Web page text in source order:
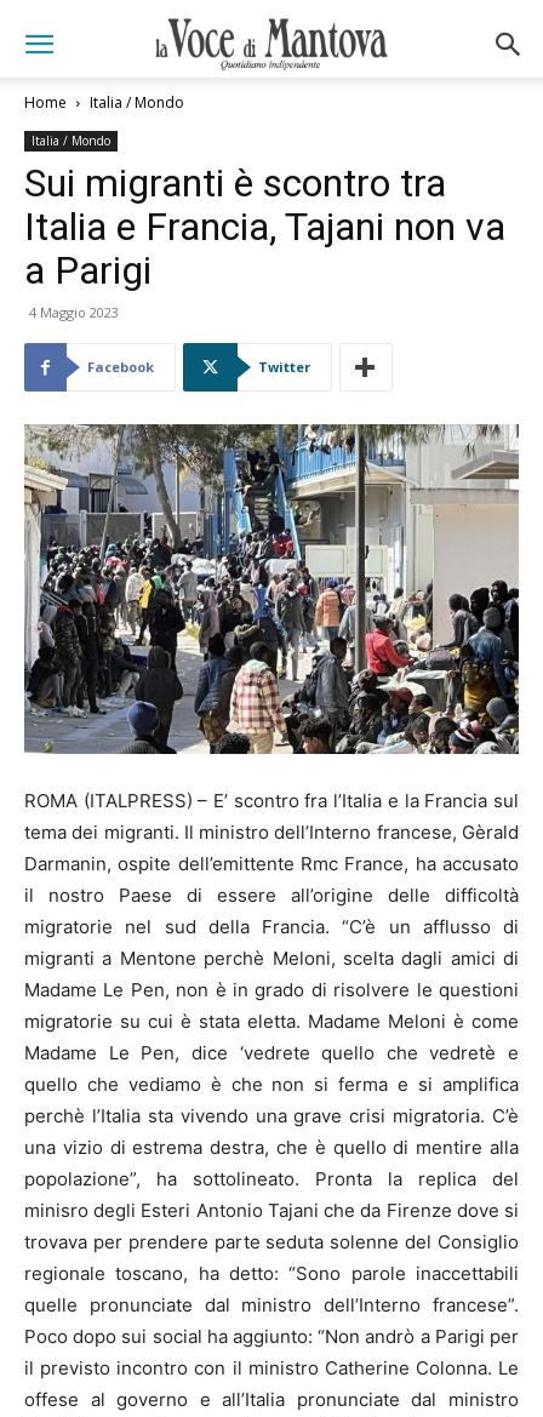
Home Italia / Mondo
Italia / Mondo
Sui migranti è scontro tra
Italia e Francia, Tajani non va
a Parigi
4 Maggio 2023
Facebook Twitter
ROMA (ITALPRESS) – E’ scontro fra l’Italia e la Francia sul
tema dei migranti. Il ministro dell’Interno francese, Gèrald
Darmanin, ospite dell’emittente Rmc France, ha accusato
il nostro Paese di essere all’origine delle difficoltà
migratorie nel sud della Francia. “C’è un afflusso di
migranti a Mentone perchè Meloni, scelta dagli amici di
Madame Le Pen, non è in grado di risolvere le questioni
migratorie su cui è stata eletta. Madame Meloni è come
Madame Le Pen, dice ‘vedrete quello che vedretè e
quello che vediamo è che non si ferma e si amplifica
perchè l’Italia sta vivendo una grave crisi migratoria. C’è
una vizio di estrema destra, che è quello di mentire alla
popolazione”, ha sottolineato. Pronta la replica del
minisro degli Esteri Antonio Tajani che da Firenze dove si
trovava per prendere parte seduta solenne del Consiglio
regionale toscano, ha detto: “Sono parole inaccettabili
quelle pronunciate dal ministro dell’Interno francese”.
Poco dopo sui social ha aggiunto: “Non andrò a Parigi per
il previsto incontro con il ministro Catherine Colonna. Le
offese al governo e all’Italia pronunciate dal ministro